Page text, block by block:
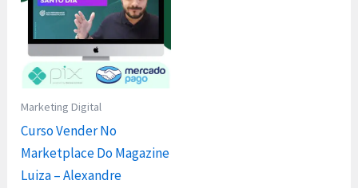
Marketing Digital
Curso Vender No
Marketplace Do Magazine
Luiza – Alexandre